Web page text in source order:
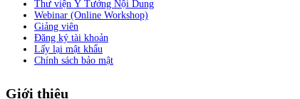
Thư viện Ý Tưởng Nội Dung
Webinar (Online Workshop)
Giảng viên
Đăng ký tài khoản
Lấy lại mật khẩu
Chính sách bảo mật
Giới thiệu